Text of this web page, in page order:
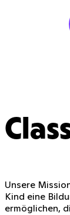
Unsere
Kind eine
ermöglichen,